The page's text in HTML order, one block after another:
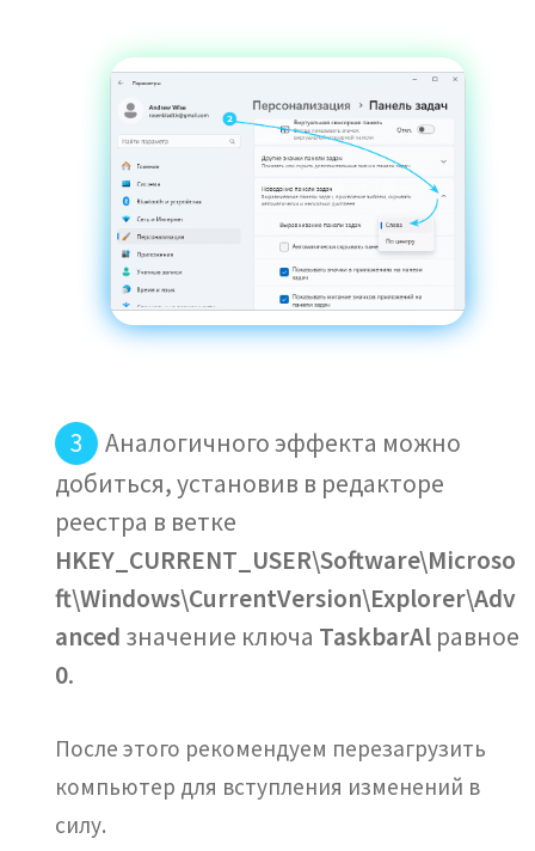
Аналогичного эффекта можно
добиться, установив в редакторе
реестра в ветке
HKEY_CURRENT_USER\Software\Microso
ft\Windows\CurrentVersion\Explorer\Adv
anced значение ключа TaskbarAlравное
0.
После этого рекомендуем перезагрузить
компьютер для вступления изменений в
силу.